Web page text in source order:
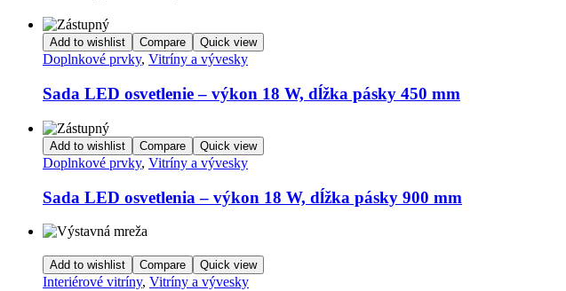
Add to wishlist Compare Quick view
Doplnkové prvky, Vitríny a vývesky
Sada LED osvetlenie – výkon 18 W, dĺžka pásky 450 mm
Add to wishlist Compare Quick view
Doplnkové prvky, Vitríny a vývesky
Sada LED osvetlenia – výkon 18 W, dĺžka pásky 900 mm
Add to wishlist Compare Quick view
Interiérové vitríny, Vitríny a vývesky